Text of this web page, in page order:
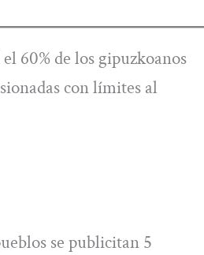
60% de los gipuzkoanos
con límites al
se publicitan 5